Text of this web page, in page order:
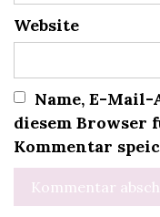
Website
Name, E-Mail-
diesem Browser
Kommentar